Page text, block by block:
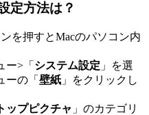
定方法は？
を押すとMacのパソコン内
ー>「 システム設定 」を選
ーの「 壁紙 」をクリックし
ップピクチャ 」のカテゴリ